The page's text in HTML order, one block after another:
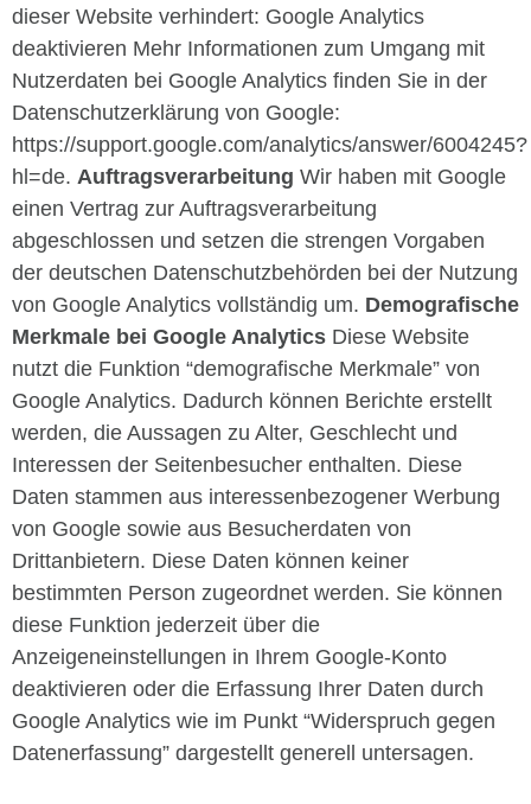
dieser Website verhindert: Google Analytics
deaktivieren Mehr Informationen zum Umgang mit
Nutzerdaten bei Google Analytics finden Sie in der
Datenschutzerklärung von Google:
https://support.google.com/analytics/answer/6004245?
hl=de. Auftragsverarbeitung Wir haben mit Google
einen Vertrag zur Auftragsverarbeitung
abgeschlossen und setzen die strengen Vorgaben
der deutschen Datenschutzbehörden bei der Nutzung
von Google Analytics vollständig um. Demografische
Merkmale bei Google Analytics Diese Website
nutzt die Funktion “demografische Merkmale” von
Google Analytics. Dadurch können Berichte erstellt
werden, die Aussagen zu Alter, Geschlecht und
Interessen der Seitenbesucher enthalten. Diese
Daten stammen aus interessenbezogener Werbung
von Google sowie aus Besucherdaten von
Drittanbietern. Diese Daten können keiner
bestimmten Person zugeordnet werden. Sie können
diese Funktion jederzeit über die
Anzeigeneinstellungen in Ihrem Google-Konto
deaktivieren oder die Erfassung Ihrer Daten durch
Google Analytics wie im Punkt “Widerspruch gegen
Datenerfassung” dargestellt generell untersagen.